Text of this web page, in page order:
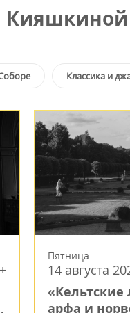
Кияшкиной
Классика и
Пятница
14 августа
«Кельтские
арфа и